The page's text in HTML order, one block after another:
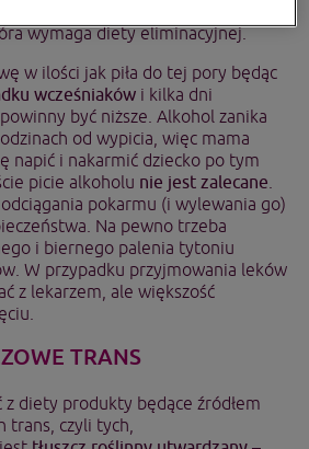
wymaga diety eliminacyjnej.
w ilości jak piła do tej pory będąc
wcześniaków i kilka dni
być niższe. Alkohol zanika
od wypicia, więc mama
napić i nakarmić dziecko po tym
picie alkoholu nie jest zalecane
pokarmu (i wylewania go)
Na pewno trzeba
i biernego palenia tytoniu
W przypadku przyjmowania leków
z lekarzem, ale większość
TRANS
diety produkty będące źródłem
trans, czyli tych,